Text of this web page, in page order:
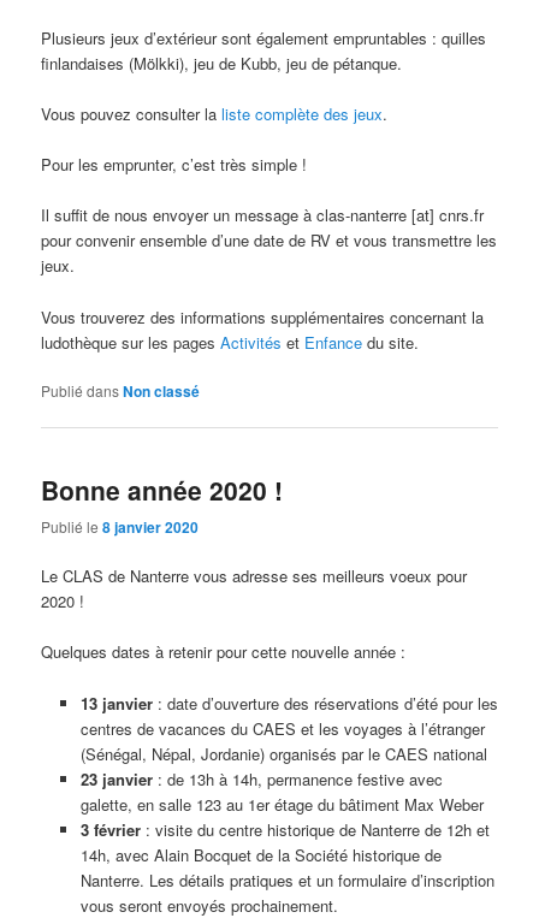
Plusieurs jeux d’extérieur sont également empruntables : quilles
finlandaises (Mölkki), jeu de Kubb, jeu de pétanque.
Vous pouvez consulter laliste complète des jeux.
Pour les emprunter, c’est très simple !
Il suffit de nous envoyer un message à clas-nanterre [at] cnrs.fr
pour convenir ensemble d’une date de RV et vous transmettre les
jeux.
Vous trouverez des informations supplémentaires concernant la
ludothèque sur les pagesActivités et Enfance du site.
Publié dansNon classé
Bonne année 2020 !
Publié le8 janvier 2020
Le CLAS de Nanterre vous adresse ses meilleurs voeux pour
2020 !
Quelques dates à retenir pour cette nouvelle année :
13 janvier : date d’ouverture des réservations d’été pour les
centres de vacances du CAES et les voyages à l’étranger
(Sénégal, Népal, Jordanie) organisés par le CAES national
23 janvier : de 13h à 14h, permanence festive avec
galette, en salle 123 au 1er étage du bâtiment Max Weber
3 février: visite du centre historique de Nanterre de 12h et
14h, avec Alain Bocquet de la Société historique de
Nanterre. Les détails pratiques et un formulaire d’inscription
vous seront envoyés prochainement.